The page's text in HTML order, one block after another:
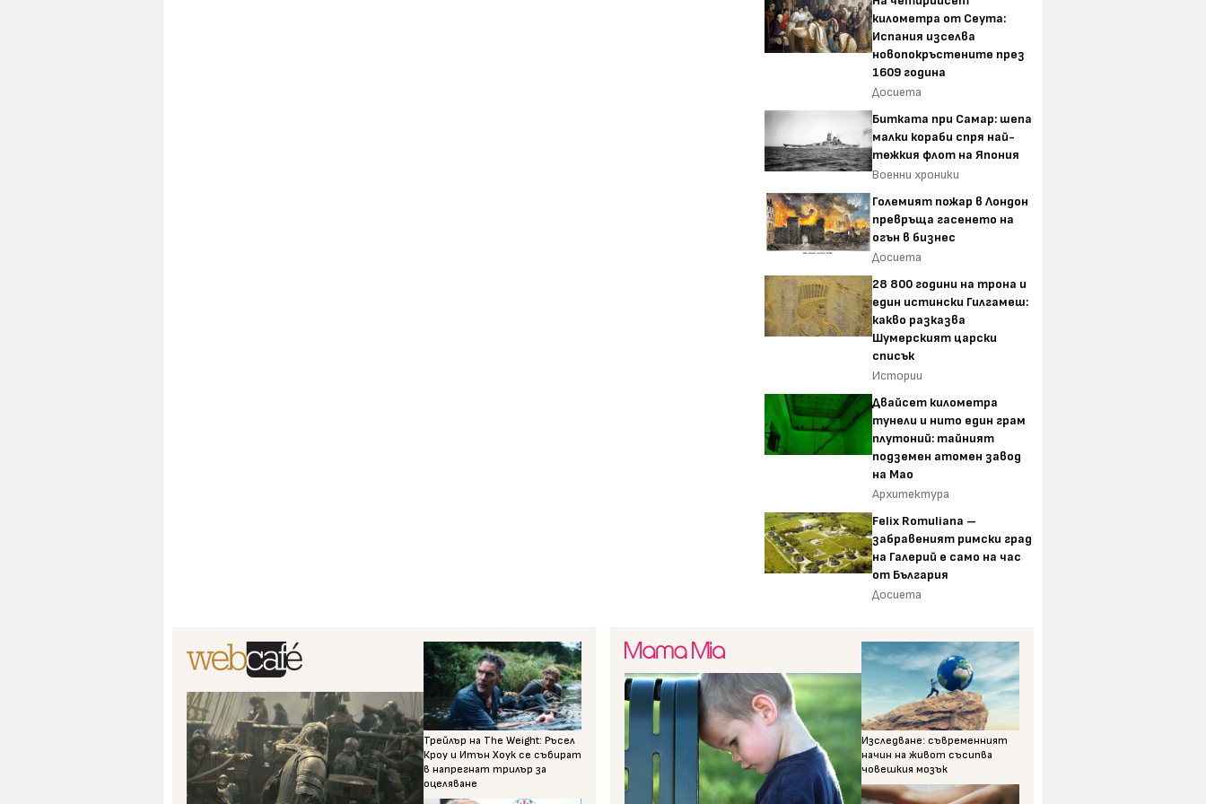
километра от Сеута:
Испания изселва
новопокръстените през
1609 година
Досиета
Битката при Самар: шепа
малки кораби спря най-
тежкия флот на Япония
Военни хроники
Големият пожар в Лондон
превръща гасенето на
огън в бизнес
Досиета
28 800 години на трона и
един истински Гилгамеш:
какво разказва
Шумерският царски
списък
Истории
Двайсет километра
тунели и нито един грам
плутоний: тайният
подземен атомен завод
на Мао
Архитектура
Felix Romuliana –
забравеният римски град
на Галерий е само на час
от България
Досиета
Трейлър на The Weight: Ръсел
Кроу и Итън Хоук се събират
в напрегнат трилър за
оцеляване
Изследване: съвременният
начин на живот съсипва
човешкия мозък